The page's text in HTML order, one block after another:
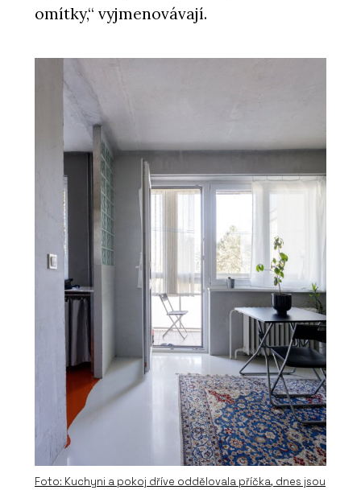
omítky,“ vyjmenovávají.
Foto: Kuchyni a pokoj dříve oddělovala příčka, dnes jsou